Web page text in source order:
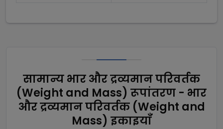
सामान्य भार और द्रव्यमान परिवर्तक
(Weight and Mass) रूपांतरण - भार
और द्रव्यमान परिवर्तक (Weight and
Mass) इकाइयाँ